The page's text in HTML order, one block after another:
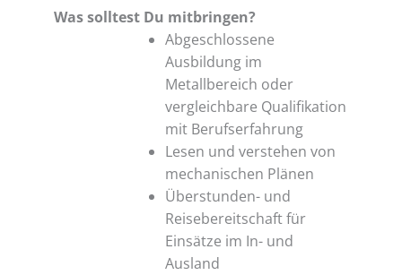
Was solltest Du mitbringen?
Abgeschlossene
Ausbildung im
Metallbereich oder
vergleichbare Qualifikation
mit Berufserfahrung
Lesen und verstehen von
mechanischen Plänen
Überstunden- und
Reisebereitschaft für
Einsätze im In- und
Ausland